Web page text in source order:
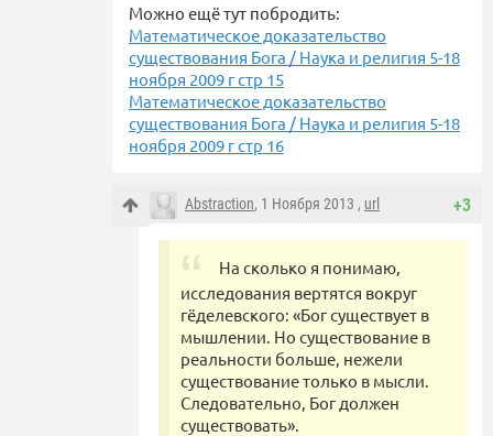
Можно ещё тут побродить:
Математическое доказательство
существования Бога / Наука и религия 5-18
ноября 2009 г стр 15
Математическое доказательство
существования Бога / Наука и религия 5-18
ноября 2009 г стр 16
+3
Abstraction, 1 Ноября 2013 , url
На сколько я понимаю,
исследования вертятся вокруг
гёделевского: «Бог существует в
мышлении. Но существование в
реальности больше, нежели
существование только в мысли.
Следовательно, Бог должен
существовать».